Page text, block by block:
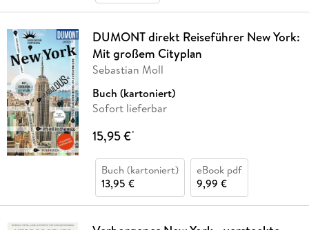
DUMONT direkt Reiseführer New York:
Mit großem Cityplan
Sebastian Moll
Buch (kartoniert)
Sofort lieferbar
15,95 €*
Buch (kartoniert)
13,95 €
eBook pdf
9,99 €